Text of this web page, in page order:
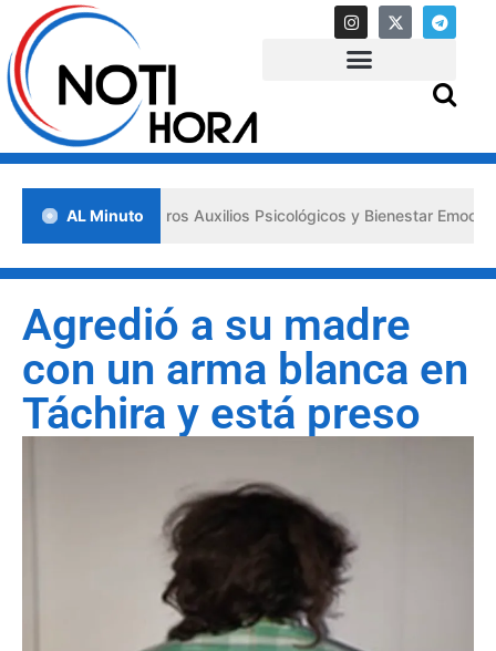
AL Minuto
los «Primeros Auxilios Psicológicos y Bienestar Emocional»
Agredió a su madre
con un arma blanca en
Táchira y está preso